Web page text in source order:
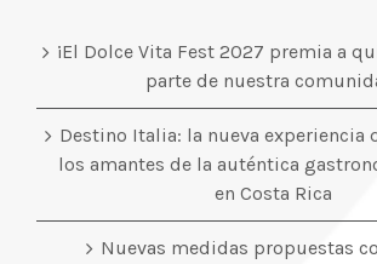
¡El Dolce Vita Fest 2027 premia a
parte de nuestra
Destino Italia: la nueva experiencia
los amantes de la auténtica
en Costa Rica
Nuevas medidas propuestas